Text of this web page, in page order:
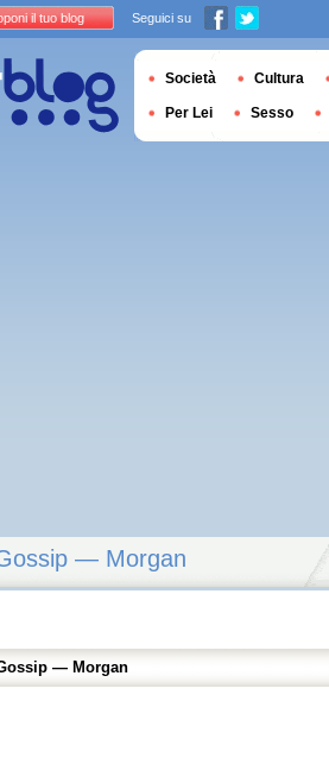
— Morgan
— Morgan
il tuo blog Seguici su
Società Cultura
Per Lei Sesso